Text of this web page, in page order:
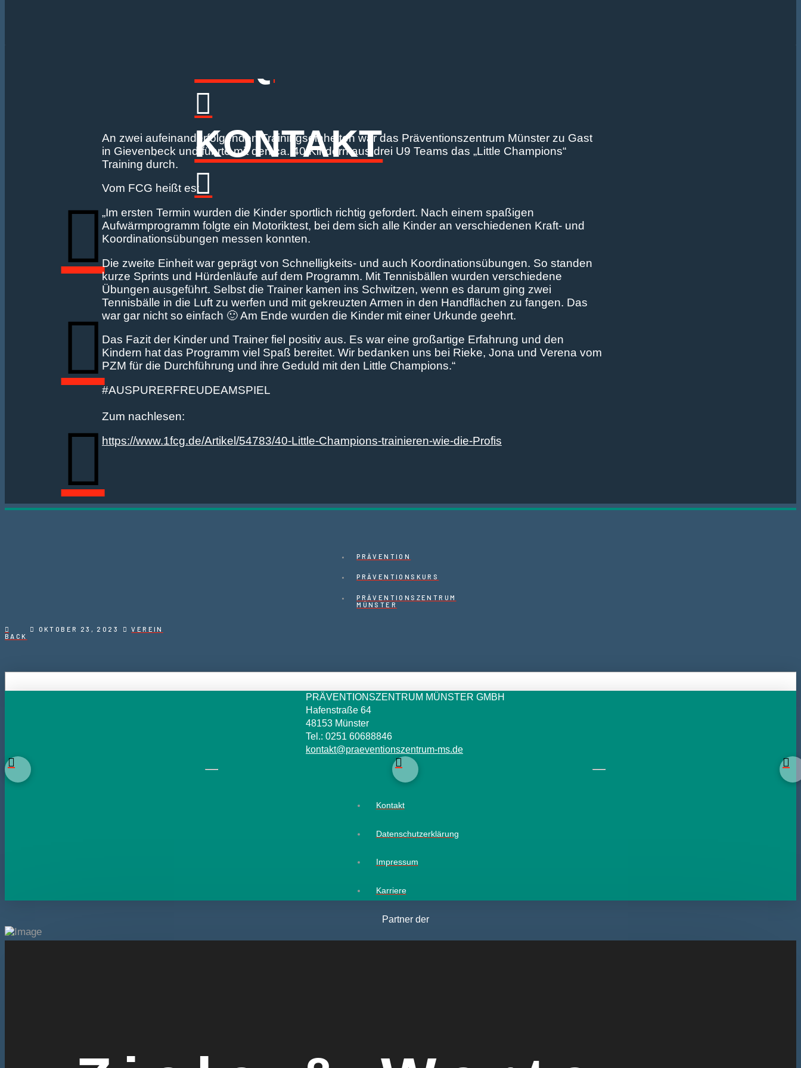
KONTAKT
An zwei aufeinanderfolgenden Trainingseinheiten war das Präventionszentrum Münster zu Gast
in Gievenbeck und führte mit den ca. 40 Kindern aus drei U9 Teams das „Little Champions“
Training durch.
Vom FCG heißt es:
„Im ersten Termin wurden die Kinder sportlich richtig gefordert. Nach einem spaßigen
Aufwärmprogramm folgte ein Motoriktest, bei dem sich alle Kinder an verschiedenen Kraft- und
Koordinationsübungen messen konnten.
Die zweite Einheit war geprägt von Schnelligkeits- und auch Koordinationsübungen. So standen
kurze Sprints und Hürdenläufe auf dem Programm. Mit Tennisbällen wurden verschiedene
Übungen ausgeführt. Selbst die Trainer kamen ins Schwitzen, wenn es darum ging zwei
Tennisbälle in die Luft zu werfen und mit gekreuzten Armen in den Handflächen zu fangen. Das
war gar nicht so einfach 🙂 Am Ende wurden die Kinder mit einer Urkunde geehrt.
Das Fazit der Kinder und Trainer fiel positiv aus. Es war eine großartige Erfahrung und den
Kindern hat das Programm viel Spaß bereitet. Wir bedanken uns bei Rieke, Jona und Verena vom
PZM für die Durchführung und ihre Geduld mit den Little Champions.“
#AUSPURERFREUDEAMSPIEL
Zum nachlesen:
https://www.1fcg.de/Artikel/54783/40-Little-Champions-trainieren-wie-die-Profis
PRÄVENTION
PRÄVENTIONSKURS
PRÄVENTIONSZENTRUM
MÜNSTER
BACK
OKTOBER 23, 2023 VEREIN
PRÄVENTIONSZENTRUM MÜNSTER GMBH
Hafenstraße 64
48153 Münster
Tel.: 0251 60688846
kontakt@praeventionszentrum-ms.de
Kontakt
Datenschutzerklärung
Impressum
Karriere
Partner der